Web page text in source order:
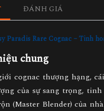
ĐÁNH GIÁ
Paradis Rare Cognac – Tinh
chung
cognac thượng hạng,
của sự sang trọng,
(Master Blender) của